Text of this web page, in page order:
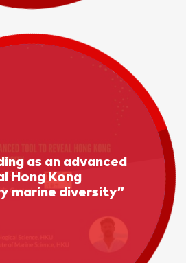
as an advanced
Hong Kong
marine diversity”